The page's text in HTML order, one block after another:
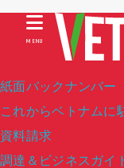
紙面バックナンバー
これからベトナムに
資料請求
調達＆ビジネスガイ
MENU